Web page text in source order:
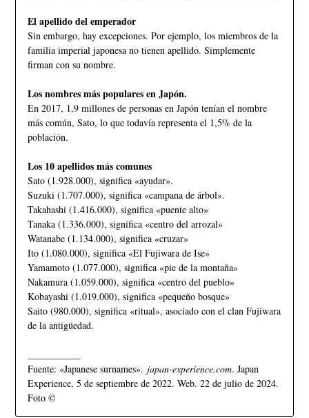
El apellido del emperador
Sin embargo, hay excepciones. Por ejemplo, los miembros de la
familia imperial japonesa no tienen apellido. Simplemente
firman con su nombre.
Los nombres más populares en Japón.
En 2017, 1,9 millones de personas en Japón tenían el nombre
más común, Sato, lo que todavía representa el 1,5% de la
población.
Los 10 apellidos más comunes
Sato (1.928.000), significa «ayudar».
Suzuki (1.707.000), significa «campana de árbol».
Takahashi (1.416.000), significa «puente alto»
Tanaka (1.336.000), significa «centro del arrozal»
Watanabe (1.134.000), significa «cruzar»
Ito (1.080.000), significa «El Fujiwara de Ise»
Yamamoto (1.077.000), significa «pie de la montaña»
Nakamura (1.059.000), significa «centro del pueblo»
Kobayashi (1.019.000), significa «pequeño bosque»
Saito (980.000), significa «ritual», asociado con el clan Fujiwara
de la antigüedad.
Fuente: «Japanese surnames». japan-experience.com. Japan
Experience, 5 de septiembre de 2022. Web. 22 de julio de 2024.
Foto ©